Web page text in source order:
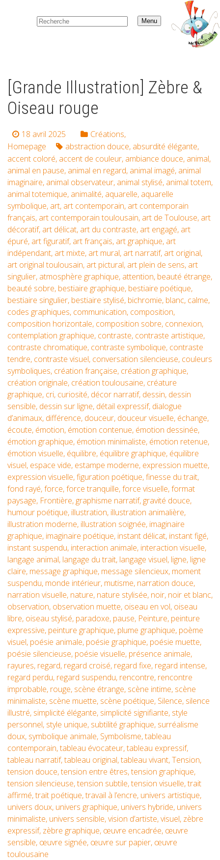
Menu
[Grande Illustration] Zèbre &
Oiseau rouge
18 avril 2025 Créations,
Homepage
abstraction douce, absurdité élégante,
accent coloré, accent de couleur, ambiance douce, animal,
animal en pause, animal en regard, animal imagé, animal
imaginaire, animal observateur, animal stylisé, animal totem,
animal totemique, animalité, aquarelle, aquarelle
symbolique, art, art contemporain, art contemporain
français, art contemporain toulousain, art de Toulouse, art
décoratif, art délicat, art du contraste, art engagé, art
épuré, art figuratif, art français, art graphique, art
indépendant, art mixte, art mural, art narratif, art original,
art original toulousain, art pictural, art plein de sens, art
singulier, atmosphère graphique, attention, beauté étrange,
beauté sobre, bestiaire graphique, bestiaire poétique,
bestiaire singulier, bestiaire stylisé, bichromie, blanc, calme,
codes graphiques, communication, composition,
composition horizontale, composition sobre, connexion,
contemplation graphique, contraste, contraste artistique,
contraste chromatique, contraste symbolique, contraste
tendre, contraste visuel, conversation silencieuse, couleurs
symboliques, création française, création graphique,
création originale, création toulousaine, créature
graphique, cri, curiosité, décor narratif, dessin, dessin
sensible, dessin sur ligne, détail expressif, dialogue
d’animaux, différence, douceur, douceur visuelle, échange,
écoute, émotion, émotion contenue, émotion dessinée,
émotion graphique, émotion minimaliste, émotion retenue,
émotion visuelle, équilibre, équilibre graphique, équilibre
visuel, espace vide, estampe moderne, expression muette,
expression visuelle,figuration poétique,finesse du trait,
fond rayé,force,force tranquille,force visuelle,format
paysage, Frontière, graphisme narratif, gravité douce,
humour poétique, illustration, illustration animalière,
illustration moderne, illustration soignée, imaginaire
graphique, imaginaire poétique, instant délicat, instant figé,
instant suspendu, interaction animale, interaction visuelle,
langage animal, langage du trait, langage visuel, ligne, ligne
claire, message graphique, message silencieux, moment
suspendu, monde intérieur, mutisme, narration douce,
narration visuelle, nature, nature stylisée, noir, noir et blanc,
observation, observation muette, oiseau en vol, oiseau
libre, oiseau stylisé, paradoxe, pause, Peinture, peinture
expressive, peinture graphique, plume graphique, poème
visuel, poésie animale, poésie graphique, poésie muette,
poésie silencieuse, poésie visuelle, présence animale,
rayures, regard, regard croisé, regard fixe, regard intense,
regard perdu, regard suspendu, rencontre, rencontre
improbable, rouge, scène étrange, scène intime, scène
minimaliste, scène muette, scène poétique, Silence, silence
illustré, simplicité élégante, simplicité signifiante, style
personnel, style unique, subtilité graphique, surréalisme
doux, symbolique animale, Symbolisme,tableau
contemporain,tableau évocateur,tableau expressif,
tableau narratif,tableau original,tableau vivant,Tension,
tension douce,tension entre êtres,tension graphique,
tension silencieuse,tension subtile,tension visuelle,trait
affirmé,trait poétique,travail à l’encre, univers artistique,
univers doux, univers graphique, univers hybride, univers
minimaliste, univers sensible,vision d’artiste,visuel, zèbre
expressif, zèbre graphique, œuvre encadrée, œuvre
sensible, œuvre signée, œuvre sur papier, œuvre
toulousaine